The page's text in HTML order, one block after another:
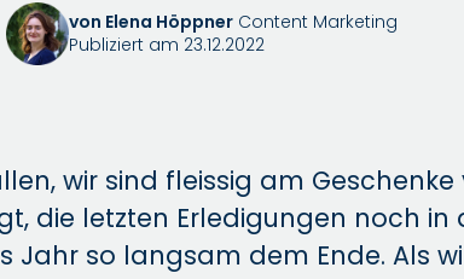
von Elena Höppner Content Marketing
Publiziert am 23.12.2022
wir sind fleissig am
die letzten Erledigungen noch in
Jahr so langsam dem Ende. Als